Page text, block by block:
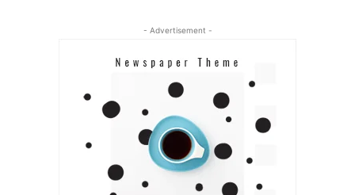
- Advertisement -